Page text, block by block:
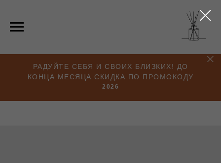
РАДУЙТЕ СЕБЯ И СВОИХ БЛИЗКИХ! ДО
КОНЦА МЕСЯЦА СКИДКА ПО ПРОМОКОДУ
2026